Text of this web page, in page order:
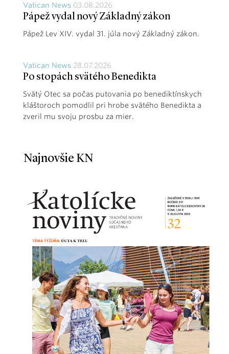
Vatican News 03.08.2026
Pápež vydal nový Základný zákon
Pápež Lev XIV. vydal 31. júla nový Základný zákon.
Vatican News 28.07.2026
Po stopách svätého Benedikta
Svätý Otec sa počas putovania po benediktínskych
kláštoroch pomodlil pri hrobe svätého Benedikta a
zveril mu svoju prosbu za mier.
Najnovšie KN